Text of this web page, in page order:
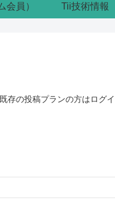
会員） Tii技術情報
存の投稿プランの方はログ